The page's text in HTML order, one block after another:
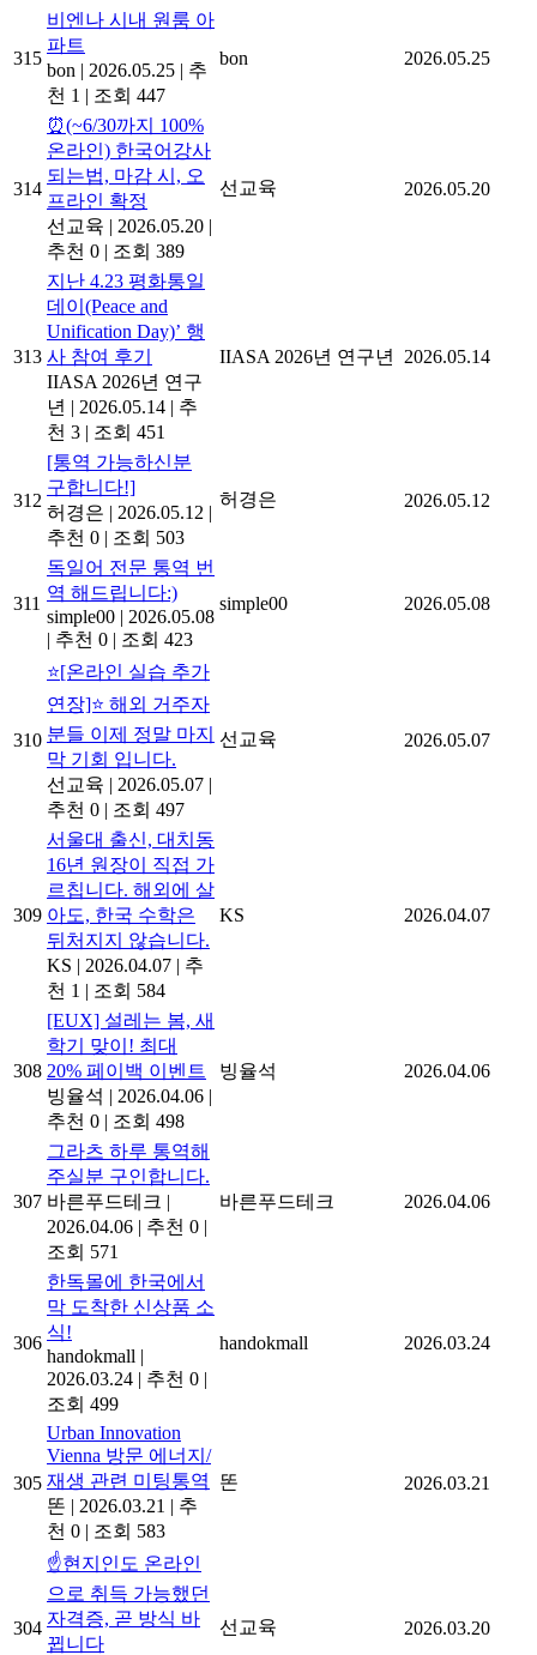
315
비엔나 시내 원룸 아
파트
bon | 2026.05.25 | 추
천 1 | 조회 447
bon 2026.05.25
314
⏰(~6/30까지 100%
온라인) 한국어강사
되는법, 마감 시, 오
프라인 확정
선교육 | 2026.05.20 |
추천 0 | 조회 389
선교육 2026.05.20
313
지난 4.23 평화통일
데이(Peace and
Unification Day)’ 행
사 참여 후기
IIASA 2026년 연구
년 | 2026.05.14 | 추
천 3 | 조회 451
IIASA 2026년 연구년 2026.05.14
312
[통역 가능하신분
구합니다!]
허경은 | 2026.05.12 |
추천 0 | 조회 503
허경은 2026.05.12
311
독일어 전문 통역 번
역 해드립니다:)
simple00 | 2026.05.08
| 추천 0 | 조회 423
simple00 2026.05.08
310
⭐[온라인 실습 추가
연장]⭐ 해외 거주자
분들 이제 정말 마지
막 기회 입니다.
선교육 | 2026.05.07 |
추천 0 | 조회 497
선교육 2026.05.07
309
서울대 출신, 대치동
16년 원장이 직접 가
르칩니다. 해외에 살
아도, 한국 수학은
뒤처지지 않습니다.
KS | 2026.04.07 | 추
천 1 | 조회 584
KS 2026.04.07
308
[EUX] 설레는 봄, 새
학기 맞이! 최대
20% 페이백 이벤트
빙율석 | 2026.04.06 |
추천 0 | 조회 498
빙율석 2026.04.06
307
그라츠 하루 통역해
주실분 구인합니다.
바른푸드테크 |
2026.04.06 | 추천 0 |
조회 571
바른푸드테크 2026.04.06
306
한독몰에 한국에서
막 도착한 신상품 소
식!
handokmall |
2026.03.24 | 추천 0 |
조회 499
handokmall 2026.03.24
305
Urban Innovation
Vienna 방문 에너지/
재생 관련 미팅통역
똔 | 2026.03.21 | 추
천 0 | 조회 583
똔 2026.03.21
304
☝️현지인도 온라인
으로 취득 가능했던
자격증, 곧 방식 바
뀝니다
선교육 2026.03.20